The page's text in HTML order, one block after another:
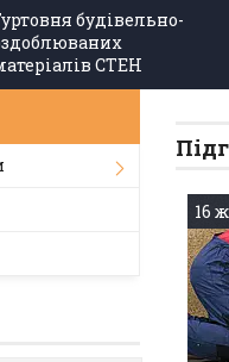
будівельно-
СТЕН
16